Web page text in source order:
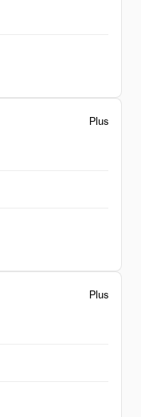
Plus
Plus